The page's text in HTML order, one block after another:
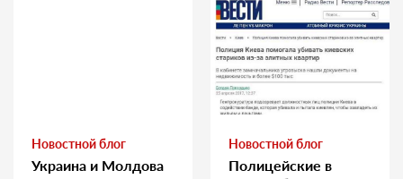
Новостной блог
Украина и Молдова
Новостной блог
Полицейские в